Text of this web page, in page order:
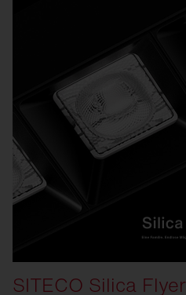
SITECO Silica Flyer